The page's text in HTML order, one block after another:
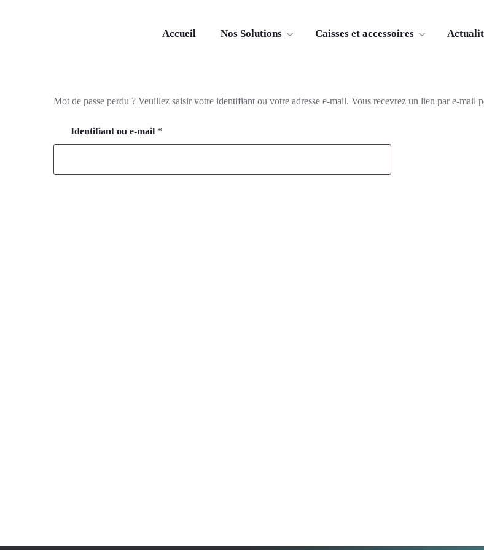
Accueil Nos Solutions Caisses et accessoires
Mot de passe perdu ? Veuillez saisir votre identifiant ou votre adresse e-mail. Vous recevrez un lien par e-mail
Identifiant ou e-mail *